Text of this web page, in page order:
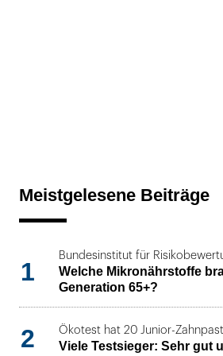
Meistgelesene Beiträge
1
Bundesinstitut für
Welche Mikronährstoffe
Generation 65+?
2 Ökotest hat 20 Junior-
Viele Testsieger: Sehr gut